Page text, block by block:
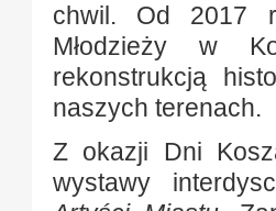
chwil. Od 2017
Młodzieży w
rekonstrukcją
naszych terenach.
Z okazji Dni
wystawy